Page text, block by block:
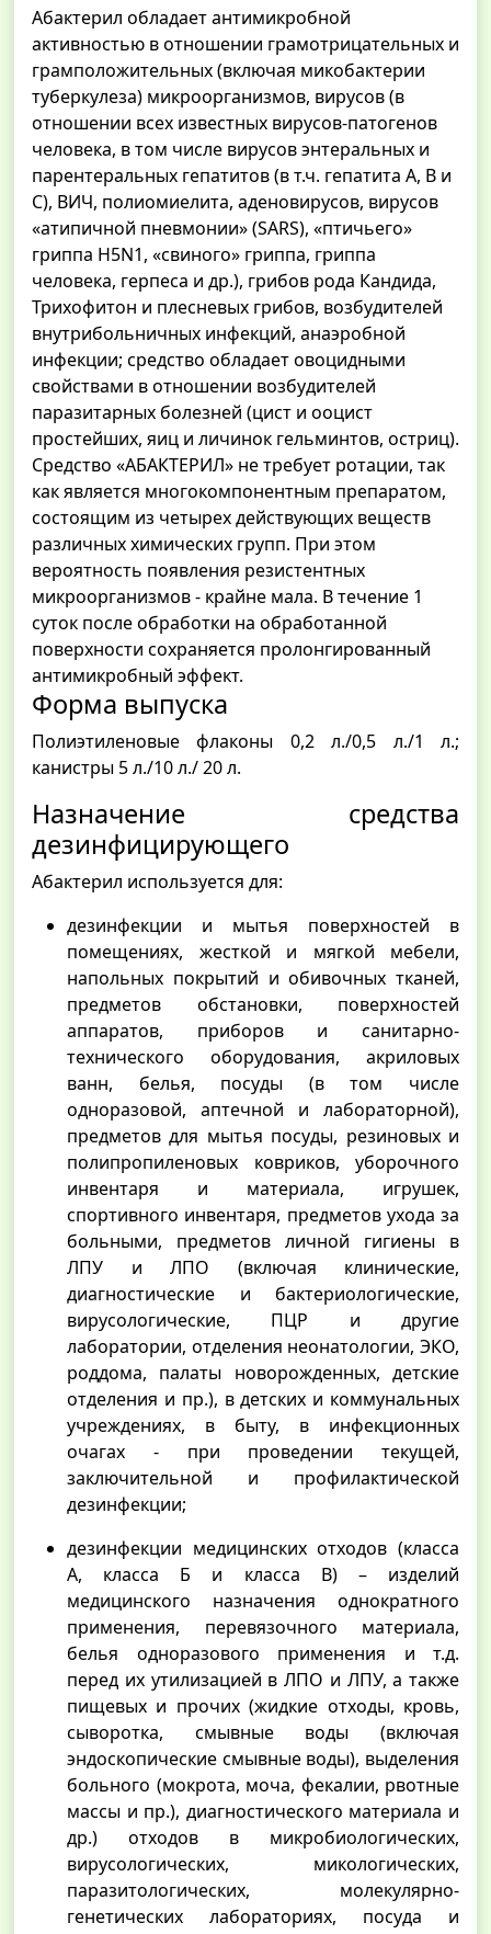
Абактерил обладает антимикробной
активностью в отношении грамотрицательных и
грамположительных (включая микобактерии
туберкулеза) микроорганизмов, вирусов (в
отношении всех известных вирусов-патогенов
человека, в том числе вирусов энтеральных и
парентеральных гепатитов (в т.ч. гепатита А, В и
С), ВИЧ, полиомиелита, аденовирусов, вирусов
«атипичной пневмонии» (SARS), «птичьего»
гриппа H5N1, «свиного» гриппа, гриппа
человека, герпеса и др.), грибов рода Кандида,
Трихофитон и плесневых грибов, возбудителей
внутрибольничных инфекций, анаэробной
инфекции; средство обладает овоцидными
свойствами в отношении возбудителей
паразитарных болезней (цист и ооцист
простейших, яиц и личинок гельминтов, остриц).
Средство «АБАКТЕРИЛ» не требует ротации, так
как является многокомпонентным препаратом,
состоящим из четырех действующих веществ
различных химических групп. При этом
вероятность появления резистентных
микроорганизмов - крайне мала. В течение 1
суток после обработки на обработанной
поверхности сохраняется пролонгированный
антимикробный эффект.
Форма выпуска
Полиэтиленовые флаконы 0,2 л./0,5 л./1 л.;
канистры 5 л./10 л./ 20 л.
Назначение средства
дезинфицирующего
Абактерил используется для:
дезинфекции и мытья поверхностей в
помещениях, жесткой и мягкой мебели,
напольных покрытий и обивочных тканей,
предметов обстановки, поверхностей
аппаратов, приборов и санитарно-
технического оборудования, акриловых
ванн, белья, посуды (в том числе
одноразовой, аптечной и лабораторной),
предметов для мытья посуды, резиновых и
полипропиленовых ковриков, уборочного
инвентаря и материала, игрушек,
спортивного инвентаря, предметов ухода за
больными, предметов личной гигиены в
ЛПУ и ЛПО (включая клинические,
диагностические и бактериологические,
вирусологические, ПЦР и другие
лаборатории, отделения неонатологии, ЭКО,
роддома, палаты новорожденных, детские
отделения и пр.), в детских и коммунальных
учреждениях, в быту, в инфекционных
очагах - при проведении текущей,
заключительной и профилактической
дезинфекции;
дезинфекции медицинских отходов (класса
А, класса Б и класса В) – изделий
медицинского назначения однократного
применения, перевязочного материала,
белья одноразового применения и т.д.
перед их утилизацией в ЛПО и ЛПУ, а также
пищевых и прочих (жидкие отходы, кровь,
сыворотка, смывные воды (включая
эндоскопические смывные воды), выделения
больного (мокрота, моча, фекалии, рвотные
массы и пр.), диагностического материала и
др.) отходов в микробиологических,
вирусологических, микологических,
паразитологических, молекулярно-
генетических лабораториях, посуда и